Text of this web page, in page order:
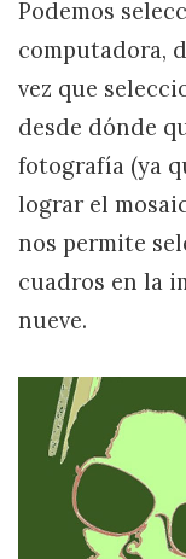
Podemos
computadora,
vez que
desde dónde
fotografía (ya
lograr el
nos permite
cuadros en la
nueve.